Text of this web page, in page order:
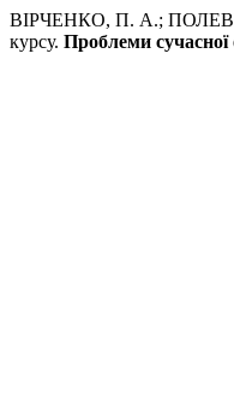
ВІРЧЕНКО, П. А.; ПОЛЕВИЧ,
курсу. Проблеми сучасної